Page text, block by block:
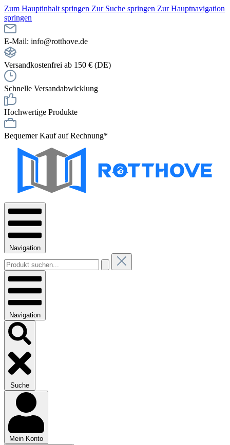
Zum Hauptinhalt springen Zur Suche springen Zur Hauptnavigation
springen
E-Mail: info@rotthove.de
Versandkostenfrei ab 150 € (DE)
Schnelle Versandabwicklung
Hochwertige Produkte
Bequemer Kauf auf Rechnung*
Navigation
Navigation
Suche
Mein Konto